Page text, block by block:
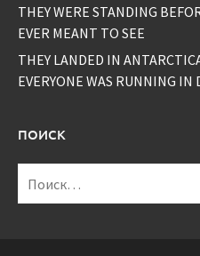
THEY WERE STANDING
EVER MEANT TO SEE
THEY LANDED IN
EVERYONE WAS RUNNING
ПОИСК